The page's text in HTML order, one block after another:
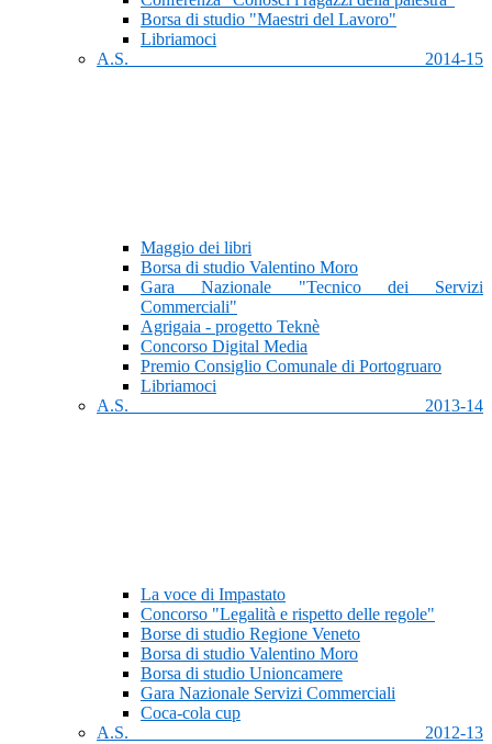
Borsa di studio "Maestri del Lavoro"
Libriamoci
A.S. 2014-15
Maggio dei libri
Borsa di studio Valentino Moro
Gara Nazionale "Tecnico dei Servizi
Commerciali"
Agrigaia - progetto Teknè
Concorso Digital Media
Premio Consiglio Comunale di Portogruaro
Libriamoci
A.S. 2013-14
La voce di Impastato
Concorso "Legalità e rispetto delle regole"
Borse di studio Regione Veneto
Borsa di studio Valentino Moro
Borsa di studio Unioncamere
Gara Nazionale Servizi Commerciali
Coca-cola cup
A.S. 2012-13